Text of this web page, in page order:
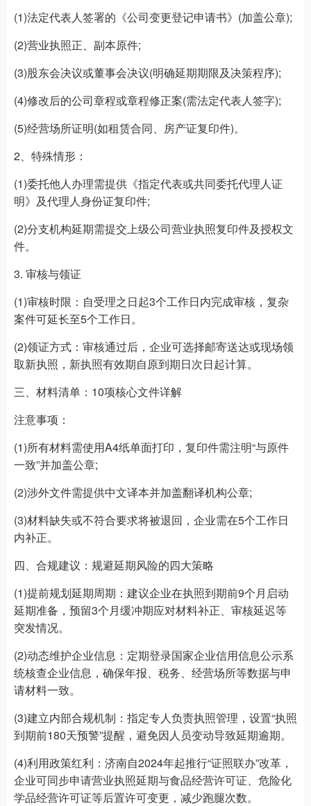
(1)法定代表人签署的《公司变更登记申请书》(加盖公章);
(2)营业执照正、副本原件;
(3)股东会决议或董事会决议(明确延期期限及决策程序);
(4)修改后的公司章程或章程修正案(需法定代表人签字);
(5)经营场所证明(如租赁合同、房产证复印件)。
2、特殊情形：
(1)委托他人办理需提供《指定代表或共同委托代理人证
明》及代理人身份证复印件;
(2)分支机构延期需提交上级公司营业执照复印件及授权文
件。
3. 审核与领证
(1)审核时限：自受理之日起3个工作日内完成审核，复杂
案件可延长至5个工作日。
(2)领证方式：审核通过后，企业可选择邮寄送达或现场领
取新执照，新执照有效期自原到期日次日起计算。
三、材料清单：10项核心文件详解
注意事项：
(1)所有材料需使用A4纸单面打印，复印件需注明“与原件
一致”并加盖公章;
(2)涉外文件需提供中文译本并加盖翻译机构公章;
(3)材料缺失或不符合要求将被退回，企业需在5个工作日
内补正。
四、合规建议：规避延期风险的四大策略
(1)提前规划延期周期：建议企业在执照到期前9个月启动
延期准备，预留3个月缓冲期应对材料补正、审核延迟等
突发情况。
(2)动态维护企业信息：定期登录国家企业信用信息公示系
统核查企业信息，确保年报、税务、经营场所等数据与申
请材料一致。
(3)建立内部合规机制：指定专人负责执照管理，设置“执照
到期前180天预警”提醒，避免因人员变动导致延期逾期。
(4)利用政策红利：济南自2024年起推行“证照联办”改革，
企业可同步申请营业执照延期与食品经营许可证、危险化
学品经营许可证等后置许可变更，减少跑腿次数。